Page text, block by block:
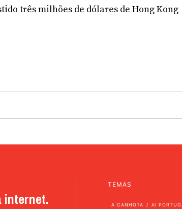
três milhões de dólares de Hong Kong
internet.
TEMAS
A CANHOTA AI